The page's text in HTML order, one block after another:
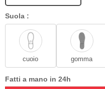
Suola :
cuoio gomma
Fatti a mano in 24h